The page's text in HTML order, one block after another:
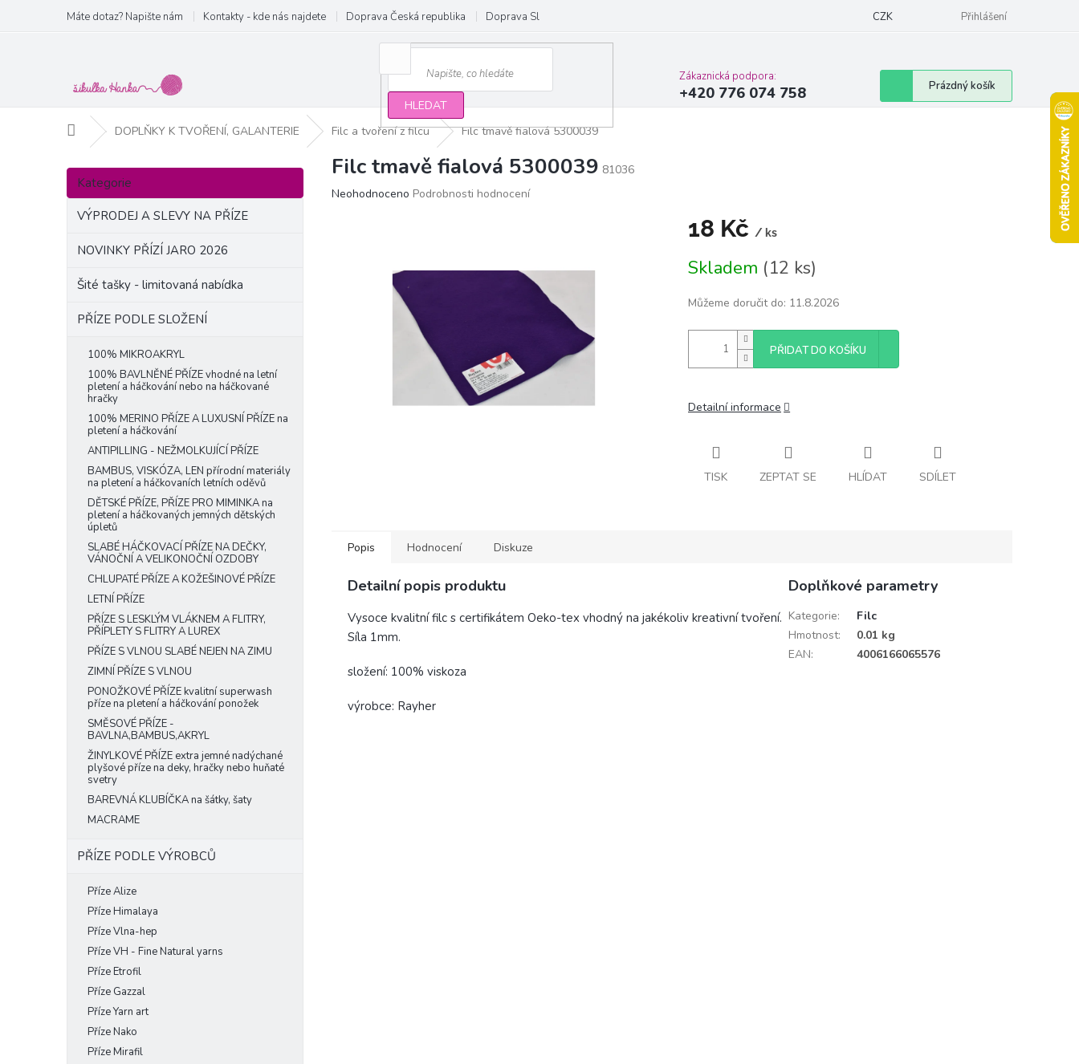
obsah
Máte dotaz? Napište nám Kontakty - kde nás najdete Doprava Česká republika Doprava Slovensko a EU Podmínky ochrany osobních údajů Moje objednávka
CZK Přihlášení
HLEDAT
Zákaznická podpora:
+420 776 074 758
Nákupní
košík
Prázdný košík
Domů DOPLŇKY K TVOŘENÍ, GALANTERIE Filc a tvoření z filcu Filc tmavě fialová 5300039
P
s
Přeskočit
kategorie
Kategorie
VÝPRODEJ A SLEVY NA PŘÍZE
NOVINKY PŘÍZÍ JARO 2026
Šité tašky - limitovaná nabídka
PŘÍZE PODLE SLOŽENÍ
100% MIKROAKRYL
100% BAVLNĚNÉ PŘÍZE vhodné na letní
pletení a háčkování nebo na háčkované
hračky
100% MERINO PŘÍZE A LUXUSNÍ PŘÍZE na
pletení a háčkování
ANTIPILLING - NEŽMOLKUJÍCÍ PŘÍZE
BAMBUS, VISKÓZA, LEN přírodní materiály
na pletení a háčkovaních letních oděvů
DĚTSKÉ PŘÍZE, PŘÍZE PRO MIMINKA na
pletení a háčkovaných jemných dětských
úpletů
SLABÉ HÁČKOVACÍ PŘÍZE NA DEČKY,
VÁNOČNÍ A VELIKONOČNÍ OZDOBY
CHLUPATÉ PŘÍZE A KOŽEŠINOVÉ PŘÍZE
LETNÍ PŘÍZE
PŘÍZE S LESKLÝM VLÁKNEM A FLITRY,
PŘÍPLETY S FLITRY A LUREX
PŘÍZE S VLNOU SLABÉ NEJEN NA ZIMU
ZIMNÍ PŘÍZE S VLNOU
PONOŽKOVÉ PŘÍZE kvalitní superwash
příze na pletení a háčkování ponožek
SMĚSOVÉ PŘÍZE -
BAVLNA,BAMBUS,AKRYL
ŽINYLKOVÉ PŘÍZE extra jemné nadýchané
plyšové příze na deky, hračky nebo huňaté
svetry
BAREVNÁ KLUBÍČKA na šátky, šaty
MACRAME
PŘÍZE PODLE VÝROBCŮ
Příze Alize
Příze Himalaya
Příze Vlna-hep
Příze VH - Fine Natural yarns
Příze Etrofil
Příze Gazzal
Příze Yarn art
Příze Nako
Příze Mirafil
Filc tmavě fialová 5300039 81036
Průměrné
Neohodnoceno Podrobnosti hodnocení
18 Kč / ks
cena:
Skladem (12 ks)
Můžeme doručit do: 11.8.2026
PŘIDAT DO KOŠÍKU
Detailní informace
TISK ZEPTAT SE HLÍDAT SDÍLET
Popis Hodnocení Diskuze
Detailní popis produktu
Vysoce kvalitní filc s certifikátem Oeko-tex vhodný na jakékoliv kreativní tvoření.
Síla 1mm.
složení: 100% viskoza
výrobce: Rayher
Doplňkové parametry
Kategorie:
Filc
Hmotnost:
0.01 kg
EAN: 4006166065576